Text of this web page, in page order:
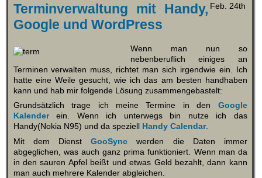
Feb. 24th
Terminverwaltung mit Handy,
Google und WordPress
Wenn man nun so
nebenberuflich einiges an
Terminen verwalten muss, richtet man sich irgendwie ein. Ich
hatte eine Weile gesucht, wie ich das am besten handhaben
kann und hab mir folgende Lösung zusammengebastelt:
Grundsätzlich trage ich meine Termine in den Google
Kalenderein. Wenn ich unterwegs bin nutze ich das
Handy(Nokia N95) und da speziell Handy Calendar.
Mit dem DienstGooSync werden die Daten immer
abgeglichen, was auch ganz prima funktioniert. Wenn man da
in den sauren Apfel beißt und etwas Geld bezahlt, dann kann
man auch mehrere Kalender abgleichen.